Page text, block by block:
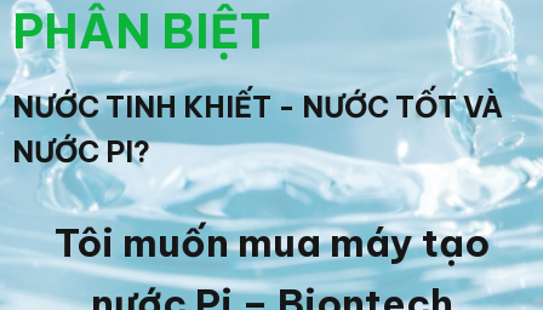
PHÂN BIỆT
NƯỚC TINH KHIẾT - NƯỚC TỐT VÀ
NƯỚC PI?
Tôi muốn mua máy tạo